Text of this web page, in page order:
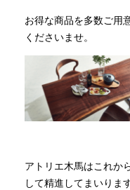
お得な商品を多数ご用
くださいませ。
アトリエ木馬はこれか
して精進してまいりま